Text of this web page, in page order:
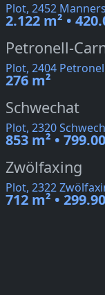
Plot, 2452
2.122 m² •
Petronell-
Plot, 2404
276 m²
Schwechat
Plot, 2320
853 m² •
Zwölfaxing
Plot, 2322
712 m² •